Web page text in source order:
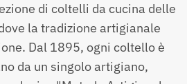
di coltelli da cucina delle
la tradizione artigianale
Dal 1895, ogni coltello è
da un singolo artigiano,